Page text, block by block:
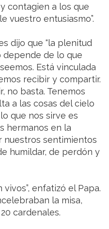
contagien a los que
vuestro entusiasmo”.
dijo que “la plenitud
depende de lo que
Está vinculada
recibir y compartir.
no basta. Tenemos
a las cosas del cielo
que nos sirve es
hermanos en la
nuestros sentimientos
humildar, de perdón y
enfatizó el Papa.
la misa,
cardenales.